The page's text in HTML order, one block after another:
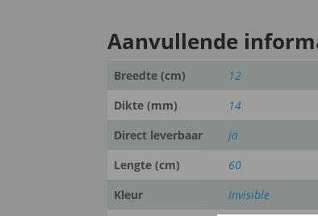
Aanvullende
Breedte (cm)
12
Dikte (mm)
14
Direct leverbaar
ja
Lengte (cm)
60
Kleur
Invisible